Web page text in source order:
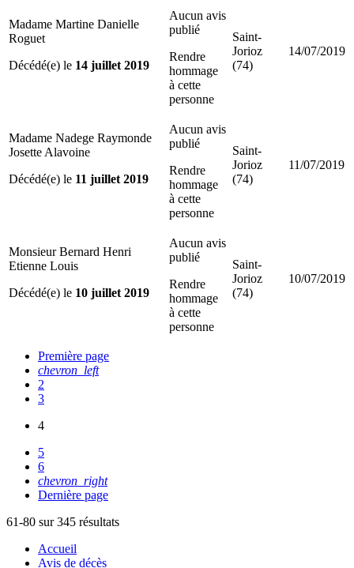
Madame Martine Danielle
Roguet
Décédé(e) le 14 juillet 2019
Aucun avis
publié
Rendre
hommage
à cette
personne
Saint-
Jorioz
(74)
14/07/2019
Madame Nadege Raymonde
Josette Alavoine
Décédé(e) le 11 juillet 2019
Aucun avis
publié
Rendre
hommage
à cette
personne
Saint-
Jorioz
(74)
11/07/2019
Monsieur Bernard Henri
Etienne Louis
Décédé(e) le 10 juillet 2019
Aucun avis
publié
Rendre
hommage
à cette
personne
Saint-
Jorioz
(74)
10/07/2019
Première page
chevron_left
2
3
4
5
6
chevron_right
Dernière page
61-80 sur 345 résultats
Accueil
Avis de décès